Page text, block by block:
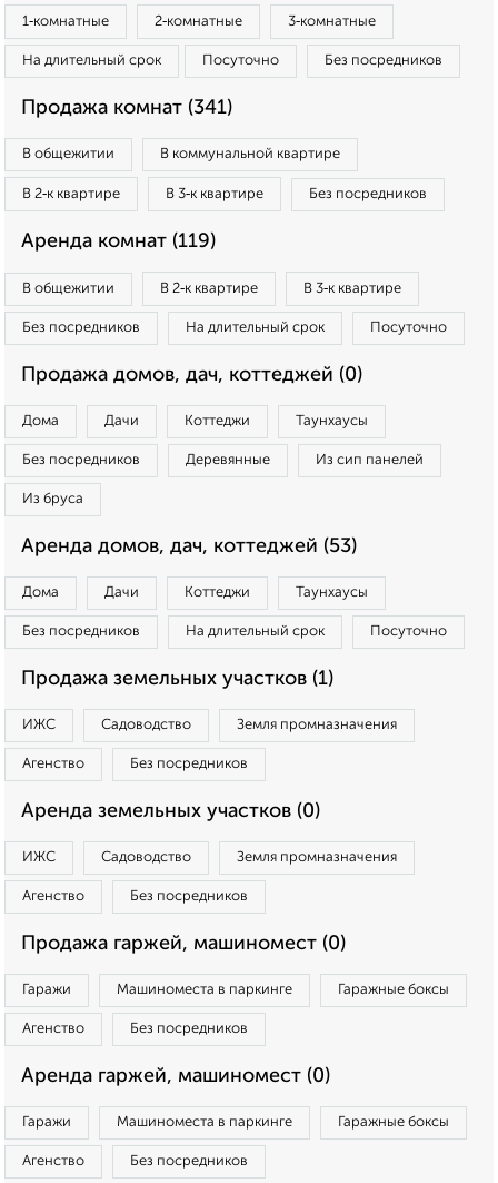
1‑комнатные 2‑комнатные 3‑комнатные
На длительный срок Посуточно Без посредников
Продажа комнат (341)
В общежитии В коммунальной квартире
В 2‑к квартире В 3‑к квартире Без посредников
Аренда комнат (119)
В общежитии В 2‑к квартире В 3‑к квартире
Без посредников На длительный срок Посуточно
Продажа домов, дач, коттеджей (0)
Дома Дачи Коттеджи Таунхаусы
Без посредников Деревянные Из сип панелей
Из бруса
Аренда домов, дач, коттеджей (53)
Дома Дачи Коттеджи Таунхаусы
Без посредников На длительный срок Посуточно
Продажа земельных участков (1)
ИЖС Садоводство Земля промназначения
Агенство Без посредников
Аренда земельных участков (0)
ИЖС Садоводство Земля промназначения
Агенство Без посредников
Продажа гаржей, машиномест (0)
Гаражи Машиноместа в паркинге Гаражные боксы
Агенство Без посредников
Аренда гаржей, машиномест (0)
Гаражи Машиноместа в паркинге Гаражные боксы
Агенство Без посредников